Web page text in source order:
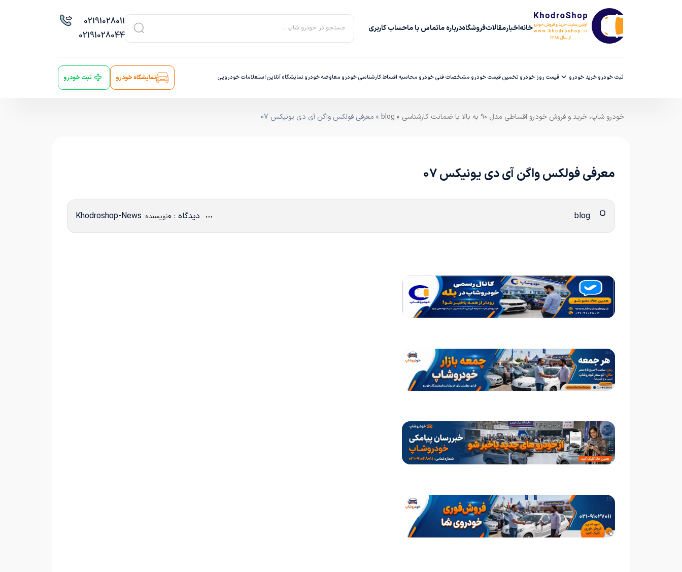
خانهاخبارمقالاتفروشگاهدرباره‌ ماتماس با ماحساب کاربری جستجو در خودرو شاپ ...
02191028011
02191028044
ثبت خودروخرید خودرو قیمت روز خودرو تخمین قیمت خودرو مشخصات فنی خودرو محاسبه اقساطکارشناسی خودرو معاوضه خودرو نمایشگاه آنلایناستعلامات خودرویی نمایشگاه خودرو ثبت خودرو
خودرو شاپ، خرید و فروش خودرو اقساطی مدل ۹۰ به بالا با ضمانت کارشناسی »
blog » معرفی فولکس واگن آی دی یونیکس 07
معرفی فولکس واگن آی دی یونیکس 07
دیدگاه : 0 نویسنده: Khodroshop-News